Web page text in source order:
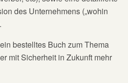
des Unternehmens („wohin
bestelltes Buch zum Thema
mit Sicherheit in Zukunft mehr